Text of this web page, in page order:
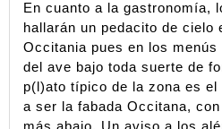
En cuanto a la gastronomía,
hallarán un pedacito de cielo
Occitania pues en los menús
del ave bajo toda suerte de
p(l)ato típico de la zona es
a ser la fabada Occitana,